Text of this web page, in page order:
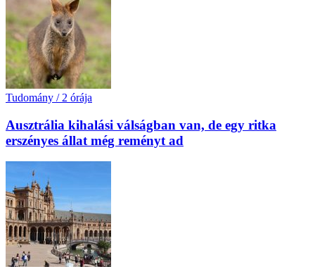
Tudomány / 2 órája
Ausztrália kihalási válságban van, de egy ritka
erszényes állat még reményt ad